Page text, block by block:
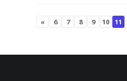
« 6 7 8 9 10 11